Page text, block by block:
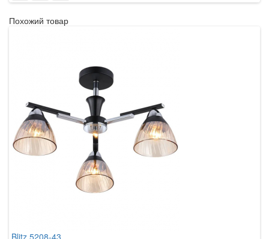
Похожий товар
Blitz 5208-43